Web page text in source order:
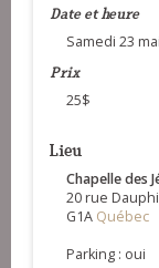
Date et heure
Samedi 23
Prix
25$
Lieu
Chapelle des
20 rue
G1A Québec
Parking : oui